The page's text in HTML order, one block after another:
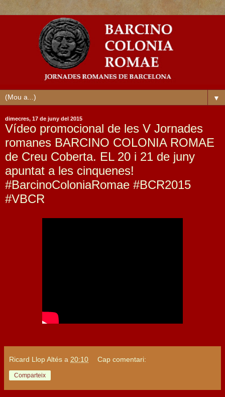
▼
dimecres, 17 de juny del 2015
Vídeo promocional de les V Jornades
romanes BARCINO COLONIA ROMAE
de Creu Coberta. EL 20 i 21 de juny
apuntat a les cinquenes!
#‎BarcinoColoniaRomae #‎BCR2015
#‎VBCR
Ricard Llop Altés a 20:10 Cap comentari:
Comparteix